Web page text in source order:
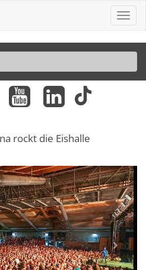
rockt die Eishalle